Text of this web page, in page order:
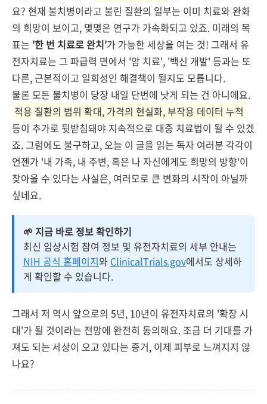
요? 현재 불치병이라고 불린 질환의 일부는 이미 치료와 완화
의 희망이 보이고, 몇몇은 연구가 가속화되고 있죠. 미래의 목
표는 '한 번 치료로 완치'가 가능한 세상을 여는 것! 그래서 유
전자치료는 그 파급력 면에서 '암 치료', '백신 개발' 등과는 또
다른, 근본적이고 일회성인 해결책이 될지도 모릅니다.
물론 모든 불치병이 당장 내일 단번에 낫게 되는 건 아니에요.
적용 질환의 범위 확대, 가격의 현실화, 부작용 데이터 누적
등이 추가로 뒷받침돼야 지속적으로 대중 치료법이 될 수 있겠
죠. 그럼에도 불구하고, 오늘 이 글을 읽는 독자 여러분 각각이
언젠가 '내 가족, 내 주변, 혹은 나 자신에게도 희망의 방향'이
찾아올 수 있다는 사실은, 여러모로 큰 변화의 시작이 아닐까
싶네요.
🌱 지금 바로 정보 확인하기
최신 임상시험 참여 정보 및 유전자치료의 세부 안내는
NIH 공식 홈페이지와 ClinicalTrials.gov에서도 상세하
게 확인할 수 있습니다.
그래서 저 역시 앞으로의 5년, 10년이 유전자치료의 '확장 시
대'가 될 것이라는 전망에 완전히 동의해요. 조금 더 기대를 가
져도 되는 세상이 오고 있다는 증거, 이제 피부로 느껴지지 않
나요?